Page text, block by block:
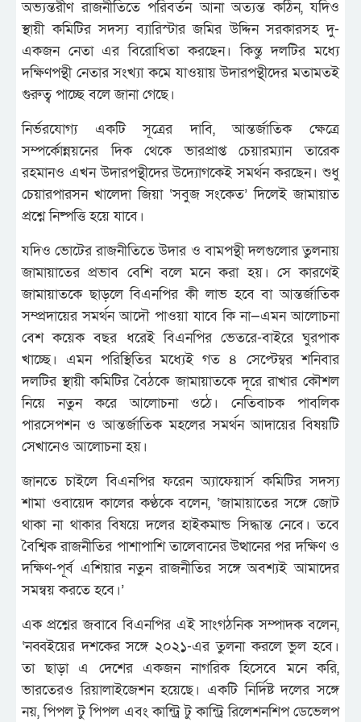
অভ্যন্তরীণ রাজনীতিতে পরিবর্তন আনা অত্যন্ত কঠিন, যদিও
স্থায়ী কমিটির সদস্য ব্যারিস্টার জমির উদ্দিন সরকারসহ দু-
একজন নেতা এর বিরোধিতা করছেন। কিন্তু দলটির মধ্যে
দক্ষিণপন্থী নেতার সংখ্যা কমে যাওয়ায় উদারপন্থীদের মতামতই
গুরুত্ব পাচ্ছে বলে জানা গেছে।
নির্ভরযোগ্য একটি সূত্রের দাবি, আন্তর্জাতিক ক্ষেত্রে
সম্পর্কোন্নয়নের দিক থেকে ভারপ্রাপ্ত চেয়ারম্যান তারেক
রহমানও এখন উদারপন্থীদের উদ্যোগকেই সমর্থন করছেন। শুধু
চেয়ারপারসন খালেদা জিয়া ‘সবুজ সংকেত’ দিলেই জামায়াত
প্রশ্নে নিষ্পত্তি হয়ে যাবে।
যদিও ভোটের রাজনীতিতে উদার ও বামপন্থী দলগুলোর তুলনায়
জামায়াতের প্রভাব বেশি বলে মনে করা হয়। সে কারণেই
জামায়াতকে ছাড়লে বিএনপির কী লাভ হবে বা আন্তর্জাতিক
সম্প্রদায়ের সমর্থন আদৌ পাওয়া যাবে কি না—এমন আলোচনা
বেশ কয়েক বছর ধরেই বিএনপির ভেতরে-বাইরে ঘুরপাক
খাচ্ছে। এমন পরিস্থিতির মধ্যেই গত ৪ সেপ্টেম্বর শনিবার
দলটির স্থায়ী কমিটির বৈঠকে জামায়াতকে দূরে রাখার কৌশল
নিয়ে নতুন করে আলোচনা ওঠে। নেতিবাচক পাবলিক
পারসেপশন ও আন্তর্জাতিক মহলের সমর্থন আদায়ের বিষয়টি
সেখানেও আলোচনা হয়।
জানতে চাইলে বিএনপির ফরেন অ্যাফেয়ার্স কমিটির সদস্য
শামা ওবায়েদ কালের কণ্ঠকে বলেন, ‘জামায়াতের সঙ্গে জোট
থাকা না থাকার বিষয়ে দলের হাইকমান্ড সিদ্ধান্ত নেবে। তবে
বৈশ্বিক রাজনীতির পাশাপাশি তালেবানের উত্থানের পর দক্ষিণ ও
দক্ষিণ-পূর্ব এশিয়ার নতুন রাজনীতির সঙ্গে অবশ্যই আমাদের
সমন্বয় করতে হবে।’
এক প্রশ্নের জবাবে বিএনপির এই সাংগঠনিক সম্পাদক বলেন,
‘নব্বইয়ের দশকের সঙ্গে ২০২১-এর তুলনা করলে ভুল হবে।
তা ছাড়া এ দেশের একজন নাগরিক হিসেবে মনে করি,
ভারতেরও রিয়ালাইজেশন হয়েছে। একটি নির্দিষ্ট দলের সঙ্গে
নয়, পিপল টু পিপল এবং কান্ট্রি টু কান্ট্রি রিলেশনশিপ ডেভেলপ